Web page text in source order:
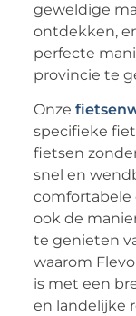
geweldige
ontdekken,
perfecte
provincie te
Onze
specifieke
fietsen
snel en
comfortabele
ook de
te genieten
waarom
is met een
en landelijke